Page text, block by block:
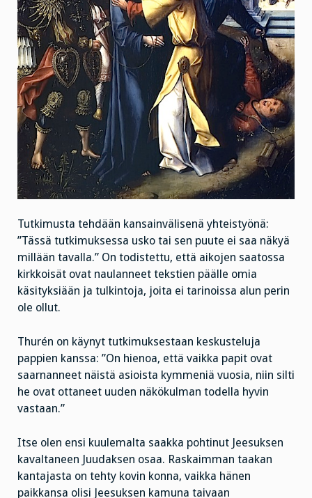
Tutkimusta tehdään kansainvälisenä yhteistyönä:
”Tässä tutkimuksessa usko tai sen puute ei saa näkyä
millään tavalla.” On todistettu, että aikojen saatossa
kirkkoisät ovat naulanneet tekstien päälle omia
käsityksiään ja tulkintoja, joita ei tarinoissa alun perin
ole ollut.
Thurén on käynyt tutkimuksestaan keskusteluja
pappien kanssa: ”On hienoa, että vaikka papit ovat
saarnanneet näistä asioista kymmeniä vuosia, niin silti
he ovat ottaneet uuden näkökulman todella hyvin
vastaan.”
Itse olen ensi kuulemalta saakka pohtinut Jeesuksen
kavaltaneen Juudaksen osaa. Raskaimman taakan
kantajasta on tehty kovin konna, vaikka hänen
paikkansa olisi Jeesuksen kamuna taivaan